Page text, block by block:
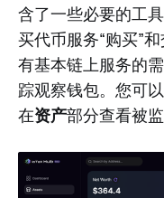
含了一些必要的工
买代币服务“购买”
有基本链上服务的
踪观察钱包。您可
在资产部分查看被